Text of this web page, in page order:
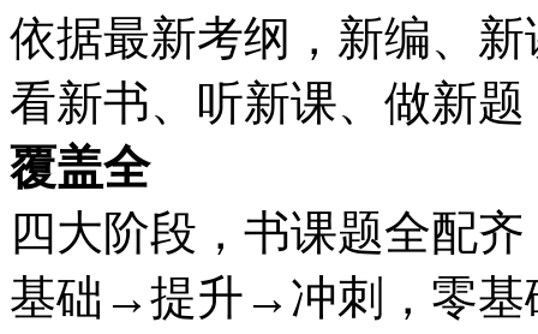
依据最新考纲，新编、新
看新书、听新课、做新题
覆盖全
四大阶段，书课题全配齐
基础→提升→冲刺，零基